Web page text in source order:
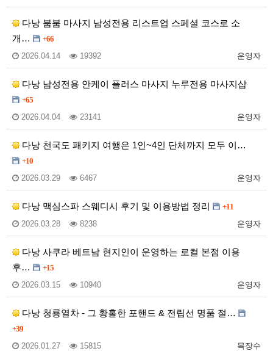
다낭 붐붐 마사지 남성전용 리스트업 스페셜 코스로 소
개…
+66
운영자
2026.04.14 19392
다낭 남성전용 안케이 플러스 마사지 누루전용 마사지샵
+65
운영자
2026.04.04 23141
다낭 천국도 패키지 여행은 1인~4인 단체까지 모두 이…
+10
운영자
2026.03.29 6467
다낭 맥심스파 스웨디시 후기 및 이용방법 정리 +11
운영자
2026.03.28 8238
다낭 사쿠라 베트남 현지인이 운영하는 로컬 본점 이용
후…
+15
운영자
2026.03.15 10940
다낭 청룡열차 - 그 황홀한 포핸드 & 전립선 명품 절…
+39
목장수
2026.01.27 15815